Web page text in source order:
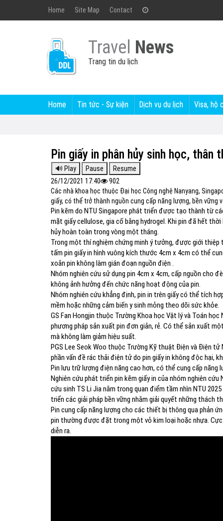
Home Site Map Contact
Travel News
Trang tin du lịch
Home Tin tức - Sự kiện Dịch vụ du lịch Visa, hộ
Pin giấy in phân hủy sinh học, thân
26/12/2021 17:40
902
Các nhà khoa học thuộc Đại học Công nghệ Nanyang,
giấy, có thể trở thành nguồn cung cấp năng lượng, bền
Pin kẽm do NTU Singapore phát triển được tạo thành từ
mặt giấy cellulose, gia cố bằng hydrogel. Khi pin đã hết
hủy hoàn toàn trong vòng một tháng.
Trong một thí nghiệm chứng minh ý tưởng, được giới thiệp
tấm pin giấy in hình vuông kích thước 4cm x 4cm có thể
xoắn pin không làm gián đoạn nguồn điện .
Nhóm nghiên cứu sử dụng pin 4cm x 4cm, cấp nguồn cho
không ảnh hưởng đến chức năng hoạt động của pin.
Nhóm nghiên cứu khẳng định, pin in trên giấy có thể tích
mềm hoặc những cảm biến y sinh mỏng theo dõi sức khỏe.
GS Fan Hongjin thuộc Trường Khoa học Vật lý và Toán
phương pháp sản xuất pin đơn giản, rẻ. Có thể sản xuất
mà không làm giảm hiệu suất.
PGS Lee Seok Woo thuộc Trường Kỹ thuật Điện và Điện
phần vấn đề rác thải điện tử do pin giấy in không độc hại,
Pin lưu trữ lượng điện năng cao hơn, có thể cung cấp
Nghiên cứu phát triển pin kẽm giấy in của nhóm nghiên cứu
cứu sinh TS Li Jia nằm trong quan điểm tầm nhìn NTU
triển các giải pháp bền vững nhằm giải quyết những thách
Pin cung cấp năng lượng cho các thiết bị thông qua phản
pin thường được đặt trong một vỏ kim loại hoặc nhựa.
diễn ra.